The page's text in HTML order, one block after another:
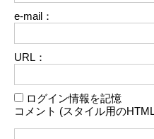
e-mail：
URL：
ログイン情報を記憶
コメント (スタイル用の